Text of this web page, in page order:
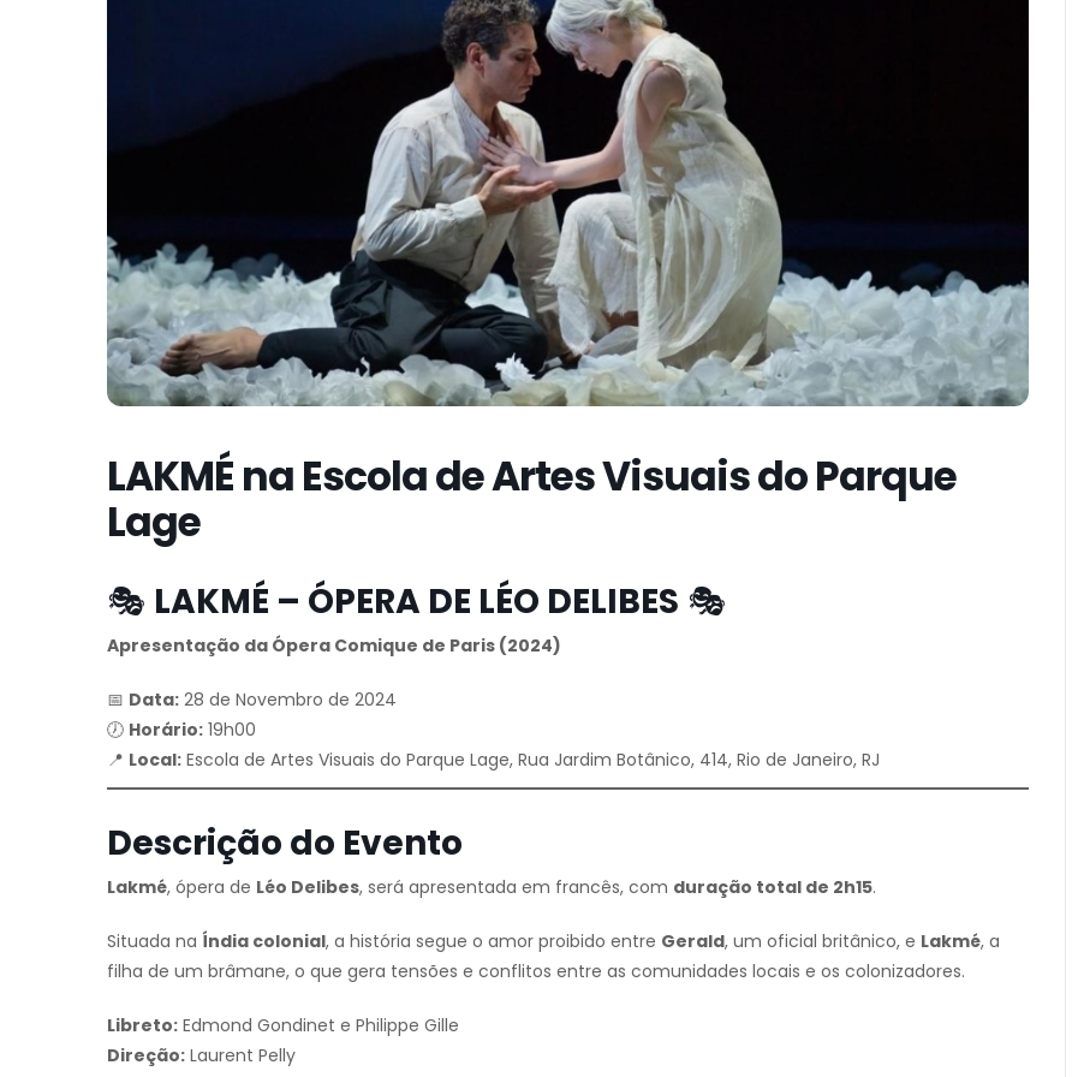
LAKMÉ na Escola de Artes Visuais do Parque
Lage
🎭 LAKMÉ – ÓPERA DE LÉO DELIBES 🎭
Apresentação da Ópera Comique de Paris (2024)
📅 Data: 28 de Novembro de 2024
🕖 Horário: 19h00
📍 Local: Escola de Artes Visuais do Parque Lage, Rua Jardim Botânico, 414, Rio de Janeiro, RJ
Descrição do Evento
Lakmé, ópera de Léo Delibes, será apresentada em francês, com duração total de 2h15.
Situada na Índia colonial, a história segue o amor proibido entre Gerald, um oficial britânico, e Lakmé, a
filha de um brâmane, o que gera tensões e conflitos entre as comunidades locais e os colonizadores.
Libreto: Edmond Gondinet e Philippe Gille
Direção: Laurent Pelly